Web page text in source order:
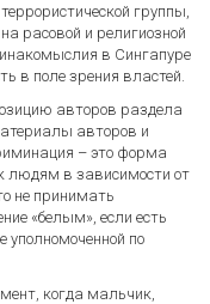
группы,
расовой и религиозной
в Сингапуре
в поле зрения властей.
авторов раздела
авторов и
– это форма
людям в зависимости от
не принимать
«белым», если есть
уполномоченной по
когда мальчик,